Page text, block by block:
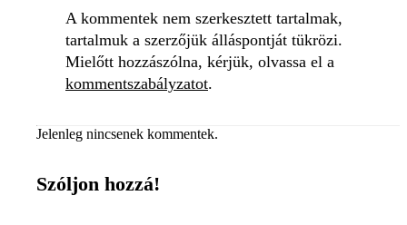
A kommentek nem szerkesztett tartalmak,
tartalmuk a szerzőjük álláspontját tükrözi.
Mielőtt hozzászólna, kérjük, olvassa el a
kommentszabályzatot.
Jelenleg nincsenek kommentek.
Szóljon hozzá!